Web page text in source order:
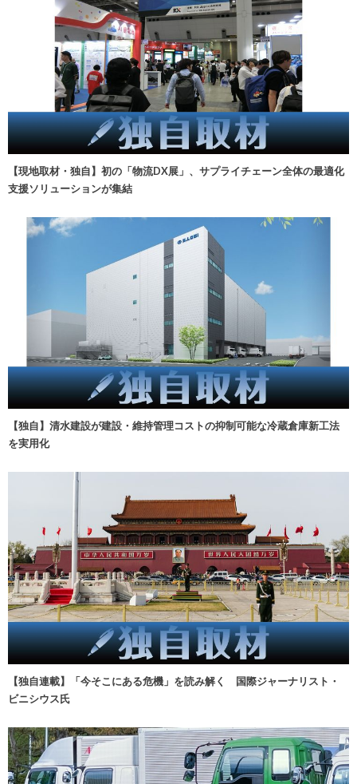
【現地取材・独自】初の「物流DX展」、サプライチェーン全体の最適化
支援ソリューションが集結
【独自】清水建設が建設・維持管理コストの抑制可能な冷蔵倉庫新工法
を実用化
【独自連載】「今そこにある危機」を読み解く 国際ジャーナリスト・
ビニシウス氏